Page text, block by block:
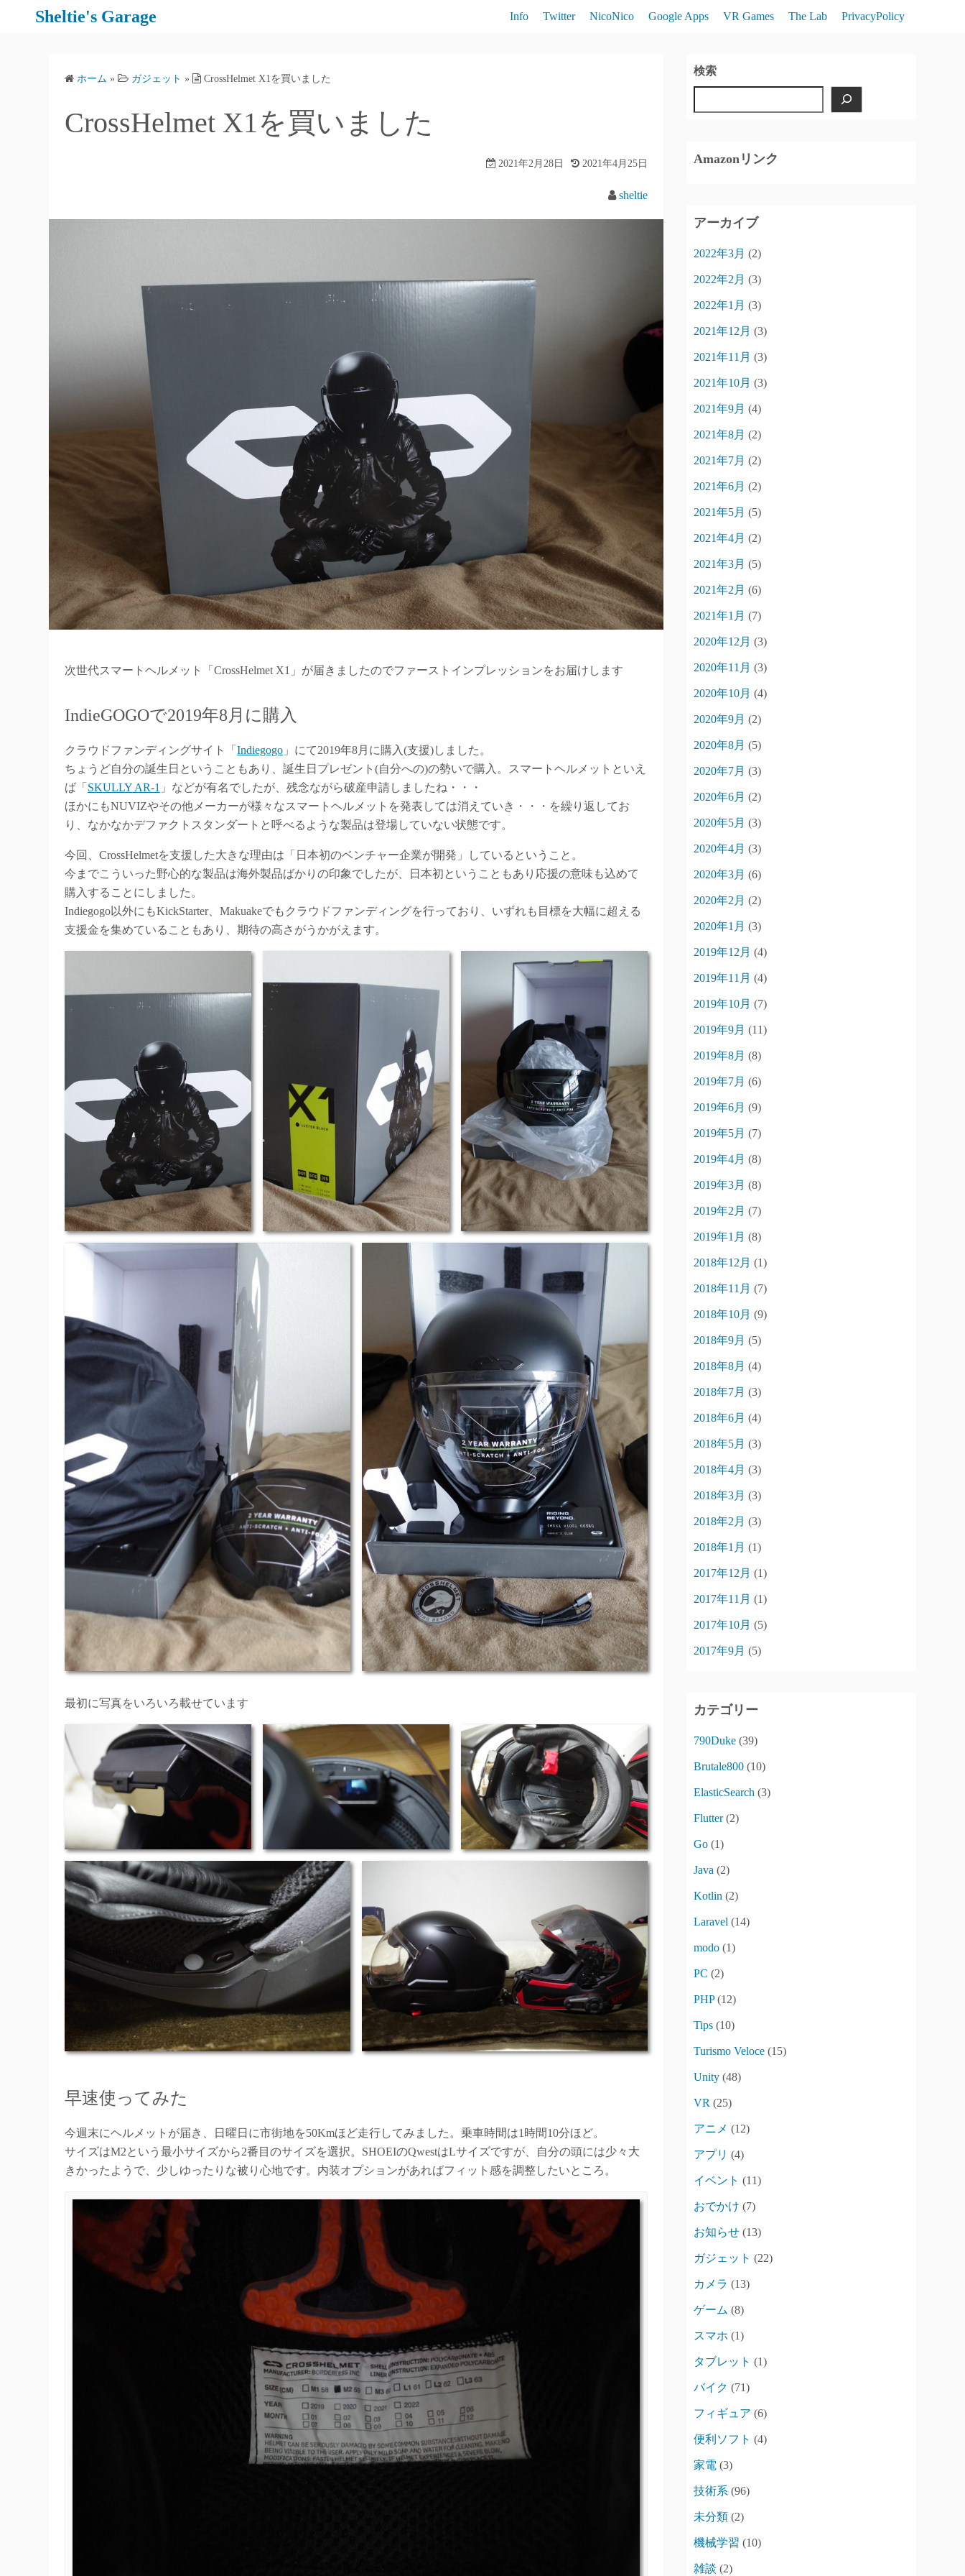
Sheltie's Garage Info Twitter NicoNico Google Apps VR Games The Lab PrivacyPolicy
ホーム » ガジェット » CrossHelmet X1を買いました
CrossHelmet X1を買いました
2021年2月28日 2021年4月25日
sheltie
次世代スマートヘルメット「CrossHelmet X1」が届きましたのでファーストインプレッションをお届けします
IndieGOGOで2019年8月に購入
クラウドファンディングサイト「 Indiegogo 」にて2019年8月に購入(支援)しました。
ちょうど自分の誕生日ということもあり、誕生日プレゼント(自分への)の勢いで購入。スマートヘルメットといえ
ば「 SKULLY AR-1 」などが有名でしたが、残念ながら破産申請しましたね・・・
ほかにもNUVIZやその他メーカーが様々なスマートヘルメットを発表しては消えていき・・・を繰り返してお
り、なかなかデファクトスタンダートと呼べるような製品は登場していない状態です。
今回、CrossHelmetを支援した大きな理由は「日本初のベンチャー企業が開発」しているということ。
今までこういった野心的な製品は海外製品ばかりの印象でしたが、日本初ということもあり応援の意味も込めて
購入することにしました。
Indiegogo以外にもKickStarter、Makuakeでもクラウドファンディングを行っており、いずれも目標を大幅に超える
支援金を集めていることもあり、期待の高さがうかがえます。
最初に写真をいろいろ載せています
早速使ってみた
今週末にヘルメットが届き、日曜日に市街地を50Kmほど走行してみました。乗車時間は1時間10分ほど。
サイズはM2という最小サイズから2番目のサイズを選択。SHOEIのQwestはLサイズですが、自分の頭には少々大
きかったようで、少しゆったりな被り心地です。内装オプションがあればフィット感を調整したいところ。
検索
Amazonリンク
アーカイブ
2022年3月 (2)
2022年2月 (3)
2022年1月 (3)
2021年12月 (3)
2021年11月 (3)
2021年10月 (3)
2021年9月 (4)
2021年8月 (2)
2021年7月 (2)
2021年6月 (2)
2021年5月 (5)
2021年4月 (2)
2021年3月 (5)
2021年2月 (6)
2021年1月 (7)
2020年12月 (3)
2020年11月 (3)
2020年10月 (4)
2020年9月 (2)
2020年8月 (5)
2020年7月 (3)
2020年6月 (2)
2020年5月 (3)
2020年4月 (3)
2020年3月 (6)
2020年2月 (2)
2020年1月 (3)
2019年12月 (4)
2019年11月 (4)
2019年10月 (7)
2019年9月 (11)
2019年8月 (8)
2019年7月 (6)
2019年6月 (9)
2019年5月 (7)
2019年4月 (8)
2019年3月 (8)
2019年2月 (7)
2019年1月 (8)
2018年12月 (1)
2018年11月 (7)
2018年10月 (9)
2018年9月 (5)
2018年8月 (4)
2018年7月 (3)
2018年6月 (4)
2018年5月 (3)
2018年4月 (3)
2018年3月 (3)
2018年2月 (3)
2018年1月 (1)
2017年12月 (1)
2017年11月 (1)
2017年10月 (5)
2017年9月 (5)
カテゴリー
790Duke (39)
Brutale800 (10)
ElasticSearch (3)
Flutter(2)
Go (1)
Java (2)
Kotlin (2)
Laravel (14)
modo (1)
PC (2)
PHP(12)
Tips (10)
Turismo Veloce (15)
Unity (48)
VR (25)
アニメ (12)
アプリ (4)
イベント (11)
おでかけ (7)
お知らせ (13)
ガジェット (22)
カメラ (13)
ゲーム (8)
スマホ (1)
タブレット (1)
バイク (71)
フィギュア (6)
便利ソフト (4)
家電 (3)
技術系 (96)
未分類 (2)
機械学習 (10)
雑談 (2)